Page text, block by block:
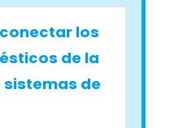
los
de la
sistemas de